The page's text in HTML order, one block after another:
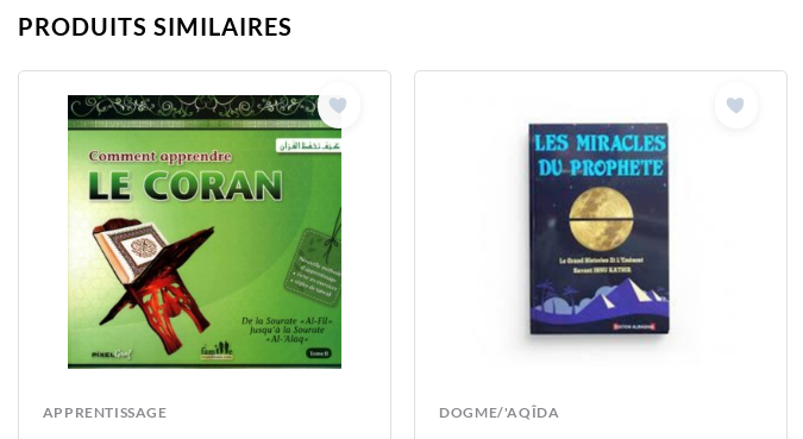
PRODUITS SIMILAIRES
APPRENTISSAGE DOGME/'AQÎDA